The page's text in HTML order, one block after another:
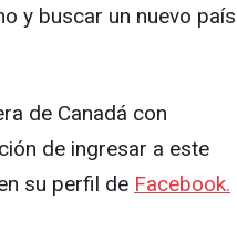
y buscar un nuevo país
de Canadá con
de ingresar a este
su perfil de Facebook.